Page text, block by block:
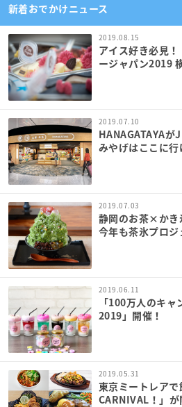
新着おでかけニュース
2019.08.15
アイス好き必見
ージャパン2019
2019.07.10
HANAGATAYAが
みやげはここに行
2019.07.03
静岡のお茶×かき
今年も茶氷プロジ
2019.06.11
「100万人のキ
2019」開催！
2019.05.31
東京ミートレア
CARNIVAL！」が